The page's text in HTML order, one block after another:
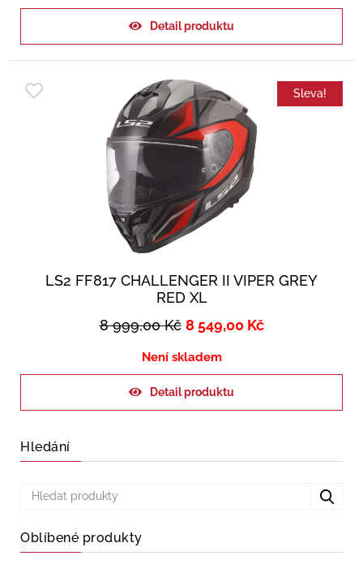
Detail produktu
Sleva!
LS2 FF817 CHALLENGER II VIPER GREY
RED XL
8 999,00Kč 8 549,00 Kč
Není skladem
Detail produktu
Hledání
Oblíbené produkty